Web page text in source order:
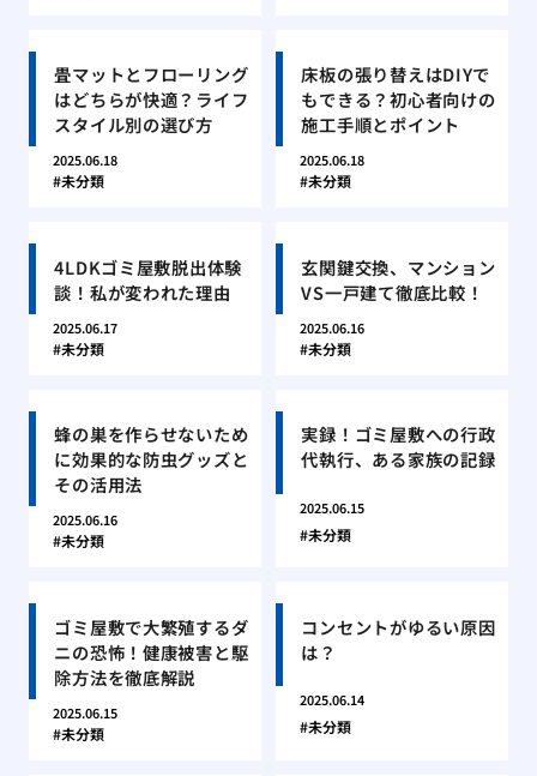
畳マットとフローリング
はどちらが快適？ライフ
スタイル別の選び方
2025.06.18
未分類
床板の張り替えはDIYで
もできる？初心者向けの
施工手順とポイント
2025.06.18
未分類
4LDKゴミ屋敷脱出体験
談！私が変われた理由
2025.06.17
未分類
玄関鍵交換、マンション
VS一戸建て徹底比較！
2025.06.16
未分類
蜂の巣を作らせないため
に効果的な防虫グッズと
その活用法
2025.06.16
未分類
実録！ゴミ屋敷への行政
代執行、ある家族の記録
2025.06.15
未分類
ゴミ屋敷で大繁殖するダ
ニの恐怖！健康被害と駆
除方法を徹底解説
2025.06.15
未分類
コンセントがゆるい原因
は？
2025.06.14
未分類